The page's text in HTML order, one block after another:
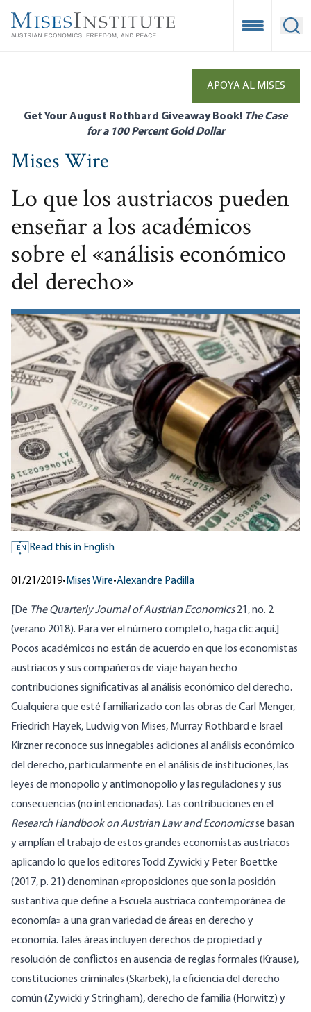
main
Open
APOYA AL MISES
Get Your August Rothbard Giveaway Book! The Case
for a 100 Percent Gold Dollar
Mises Wire
Lo que los austriacos pueden
enseñar a los académicos
sobre el «análisis económico
del derecho»
EN Read this in English
01/21/2019• Mises Wire•Alexandre Padilla
[De The Quarterly Journal of Austrian Economics21, no. 2
(verano 2018). Para ver el número completo, haga clic aquí.]
Pocos académicos no están de acuerdo en que los economistas
austriacos y sus compañeros de viaje hayan hecho
contribuciones significativas al análisis económico del derecho.
Cualquiera que esté familiarizado con las obras de Carl Menger,
Friedrich Hayek, Ludwig von Mises, Murray Rothbard e Israel
Kirzner reconoce sus innegables adiciones al análisis económico
del derecho, particularmente en el análisis de instituciones, las
leyes de monopolio y antimonopolio y las regulaciones y sus
consecuencias (no intencionadas). Las contribuciones en el
Research Handbook on Austrian Law and Economicsse basan
y amplían el trabajo de estos grandes economistas austriacos
aplicando lo que los editores Todd Zywicki y Peter Boettke
(2017, p. 21) denominan «proposiciones que son la posición
sustantiva que define a Escuela austriaca contemporánea de
economía» a una gran variedad de áreas en derecho y
economía. Tales áreas incluyen derechos de propiedad y
resolución de conflictos en ausencia de reglas formales (Krause),
constituciones criminales (Skarbek), la eficiencia del derecho
común (Zywicki y Stringham), derecho de familia (Horwitz) y